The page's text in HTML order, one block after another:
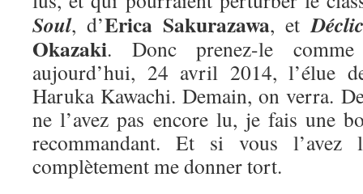
Soul, d’Erica Sakurazawa, et
Okazaki. Donc prenez-le
aujourd’hui, 24 avril 2014, l’élue
Haruka Kawachi. Demain, on verra.
ne l’avez pas encore lu, je fais une
recommandant. Et si vous l’avez
complètement me donner tort.